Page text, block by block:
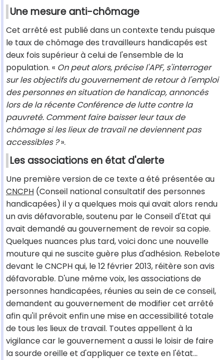
Une mesure anti-chômage
Cet arrêté est publié dans un contexte tendu puisque
le taux de chômage des travailleurs handicapés est
deux fois supérieur à celui de l'ensemble de la
population. « On peut alors, précise l'APF, s'interroger
sur les objectifs du gouvernement de retour à l'emploi
des personnes en situation de handicap, annoncés
lors de la récente Conférence de lutte contre la
pauvreté. Comment faire baisser leur taux de
chômage si les lieux de travail ne deviennent pas
accessibles ?».
Les associations en état d'alerte
Une première version de ce texte a été présentée au
CNCPH (Conseil national consultatif des personnes
handicapées) il y a quelques mois qui avait alors rendu
un avis défavorable, soutenu par le Conseil d'Etat qui
avait demandé au gouvernement de revoir sa copie.
Quelques nuances plus tard, voici donc une nouvelle
mouture qui ne suscite guère plus d'adhésion. Rebelote
devant le CNCPH qui, le 12 février 2013, réitère son avis
défavorable. D'une même voix, les associations de
personnes handicapées, réunies au sein de ce conseil,
demandent au gouvernement de modifier cet arrêté
afin qu'il prévoit enfin une mise en accessibilité totale
de tous les lieux de travail. Toutes appellent à la
vigilance car le gouvernement a aussi le loisir de faire
la sourde oreille et d'appliquer ce texte en l'état...